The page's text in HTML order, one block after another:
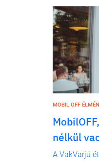
MOBIL OFF
nélkül
A VakVarjú